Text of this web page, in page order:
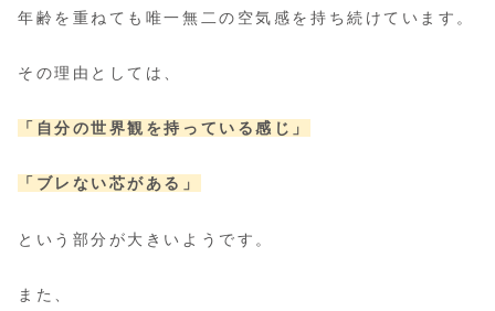
年齢を重ねても唯一無二の空気感を持ち続けています。
その理由としては、
「自分の世界観を持っている感じ」
「ブレない芯がある」
という部分が大きいようです。
また、